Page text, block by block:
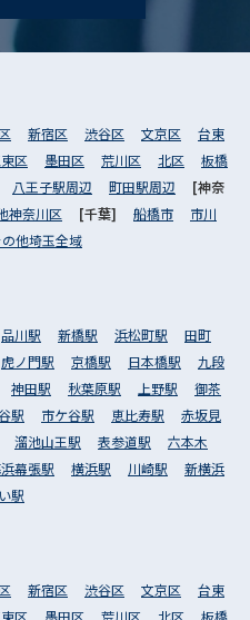
新宿区 渋谷区 文京区
台東
区 墨田区 荒川区 北区
板橋
八王子駅周辺 町田駅周辺
[神奈
神奈川区 [千葉] 船橋市
市川
の他埼玉全域
品川駅 新橋駅 浜松町駅
田町
虎ノ門駅 京橋駅 日本橋駅
九段
神田駅 秋葉原駅 上野駅
御茶
駅 市ケ谷駅 恵比寿駅
赤坂見
溜池山王駅 表参道駅
六本木
幕張駅 横浜駅 川崎駅
新横浜
駅
新宿区 渋谷区 文京区
台東
区 墨田区 荒川区 北区 板橋